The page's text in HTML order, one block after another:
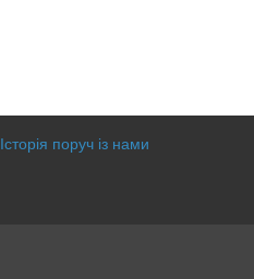
Історія поруч із нами